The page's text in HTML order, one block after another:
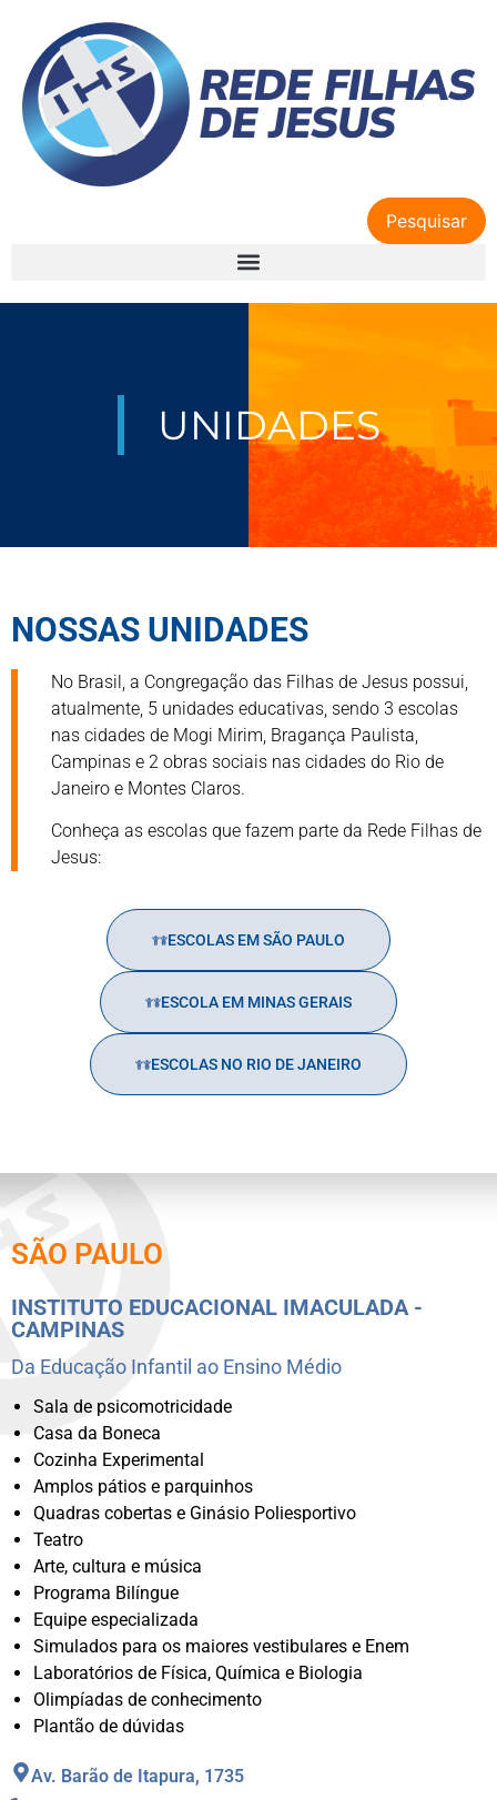
Pesquisar
UNIDADES
NOSSAS UNIDADES
No Brasil, a Congregação das Filhas de Jesus possui,
atualmente, 5 unidades educativas, sendo 3 escolas
nas cidades de Mogi Mirim, Bragança Paulista,
Campinas e 2 obras sociais nas cidades do Rio de
Janeiro e Montes Claros.
Conheça as escolas que fazem parte da Rede Filhas de
Jesus:
ESCOLAS EM SÃO PAULO
ESCOLA EM MINAS GERAIS
ESCOLAS NO RIO DE JANEIRO
SÃO PAULO
INSTITUTO EDUCACIONAL IMACULADA -
CAMPINAS
Da Educação Infantil ao Ensino Médio
Sala de psicomotricidade
Casa da Boneca
Cozinha Experimental
Amplos pátios e parquinhos
Quadras cobertas e Ginásio Poliesportivo
Teatro
Arte, cultura e música
Programa Bilíngue
Equipe especializada
Simulados para os maiores vestibulares e Enem
Laboratórios de Física, Química e Biologia
Olimpíadas de conhecimento
Plantão de dúvidas
Av. Barão de Itapura, 1735